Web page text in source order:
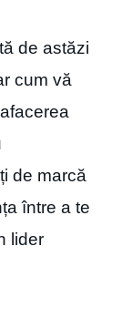
de astăzi
cum vă
de marcă
între a te
lider